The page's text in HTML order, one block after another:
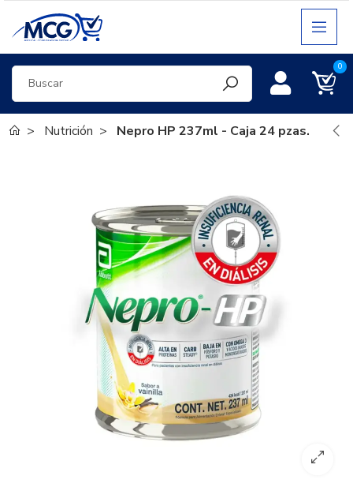
0
Nutrición Nepro HP 237ml - Caja 24 pzas.